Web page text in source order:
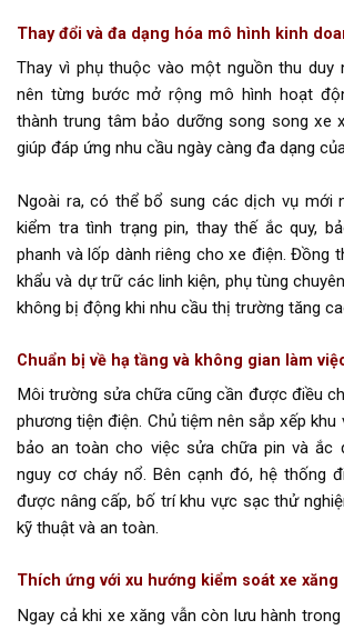
Thay đổi và đa dạng hóa mô hình kinh
Thay vì phụ thuộc vào một nguồn thu duy
nên từng bước mở rộng mô hình hoạt
thành trung tâm bảo dưỡng song song xe
giúp đáp ứng nhu cầu ngày càng đa dạng
Ngoài ra, có thể bổ sung các dịch vụ mới
kiểm tra tình trạng pin, thay thế ắc quy,
phanh và lốp dành riêng cho xe điện. Đồng
khẩu và dự trữ các linh kiện, phụ tùng
không bị động khi nhu cầu thị trường tăng
Chuẩn bị về hạ tầng và không gian làm
Môi trường sửa chữa cũng cần được điều
phương tiện điện. Chủ tiệm nên sắp xếp khu
bảo an toàn cho việc sửa chữa pin và ắc
nguy cơ cháy nổ. Bên cạnh đó, hệ thống
được nâng cấp, bố trí khu vực sạc thử
kỹ thuật và an toàn.
Thích ứng với xu hướng kiểm soát xe xăng
Ngay cả khi xe xăng vẫn còn lưu hành